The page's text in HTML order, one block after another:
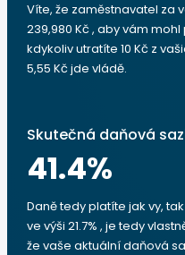
Víte, že zaměstnavatel za
239,980 Kč , aby vám mohl
kdykoliv utratíte 10 Kč z
5,55 Kč jde vládě.
Skutečná daňová
41.4%
Daně tedy platíte jak vy,
ve výši 21.7% , je tedy
že vaše aktuální daňová